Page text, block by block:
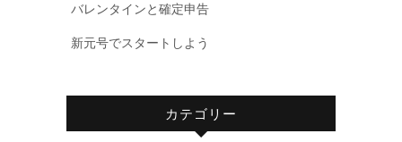
バレンタインと確定申告
新元号でスタートしよう
カテゴリー